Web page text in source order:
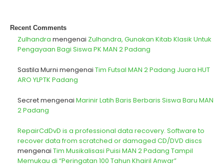
Recent Comments
Zulhandra mengenai Zulhandra, Gunakan Kitab Klasik Untuk
Pengayaan Bagi Siswa PK MAN 2 Padang
Sastila Murni mengenai Tim Futsal MAN 2 Padang Juara HUT
ARO YLPTK Padang
Secretmengenai Marinir Latih Baris Berbaris Siswa Baru MAN
2 Padang
RepairCdDvD is a professional data recovery. Software to
recover data from scratched or damaged CD/DVD discs
mengenai Tim Musikalisasi Puisi MAN 2 Padang Tampil
Memukau di “Peringatan 100 Tahun Khairil Anwar”